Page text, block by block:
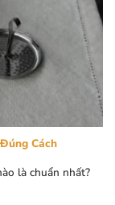
Cách
là chuẩn nhất?